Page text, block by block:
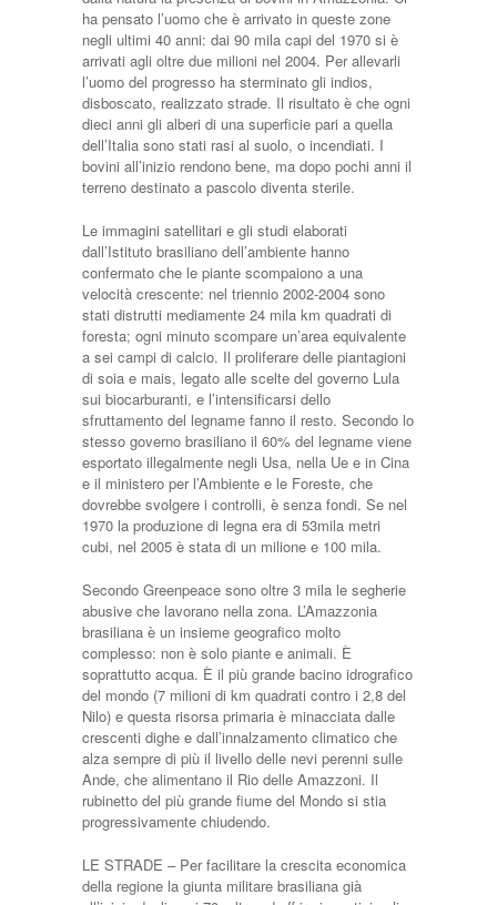
ha pensato l’uomo che è arrivato in queste zone
negli ultimi 40 anni: dai 90 mila capi del 1970 si è
arrivati agli oltre due milioni nel 2004. Per allevarli
l’uomo del progresso ha sterminato gli indios,
disboscato, realizzato strade. Il risultato è che ogni
dieci anni gli alberi di una superficie pari a quella
dell’Italia sono stati rasi al suolo, o incendiati. I
bovini all’inizio rendono bene, ma dopo pochi anni il
terreno destinato a pascolo diventa sterile.
Le immagini satellitari e gli studi elaborati
dall’Istituto brasiliano dell’ambiente hanno
confermato che le piante scompaiono a una
velocità crescente: nel triennio 2002-2004 sono
stati distrutti mediamente 24 mila km quadrati di
foresta; ogni minuto scompare un’area equivalente
a sei campi di calcio. Il proliferare delle piantagioni
di soia e mais, legato alle scelte del governo Lula
sui biocarburanti, e l’intensificarsi dello
sfruttamento del legname fanno il resto. Secondo lo
stesso governo brasiliano il 60% del legname viene
esportato illegalmente negli Usa, nella Ue e in Cina
e il ministero per l’Ambiente e le Foreste, che
dovrebbe svolgere i controlli, è senza fondi. Se nel
1970 la produzione di legna era di 53mila metri
cubi, nel 2005 è stata di un milione e 100 mila.
Secondo Greenpeace sono oltre 3 mila le segherie
abusive che lavorano nella zona. L’Amazzonia
brasiliana è un insieme geografico molto
complesso: non è solo piante e animali. È
soprattutto acqua. È il più grande bacino idrografico
del mondo (7 milioni di km quadrati contro i 2,8 del
Nilo) e questa risorsa primaria è minacciata dalle
crescenti dighe e dall’innalzamento climatico che
alza sempre di più il livello delle nevi perenni sulle
Ande, che alimentano il Rio delle Amazzoni. Il
rubinetto del più grande fiume del Mondo si stia
progressivamente chiudendo.
LE STRADE – Per facilitare la crescita economica
della regione la giunta militare brasiliana già